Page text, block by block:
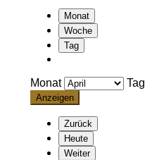
Monat
Woche
Tag
Monat Tag
Zurück
Heute
Weiter